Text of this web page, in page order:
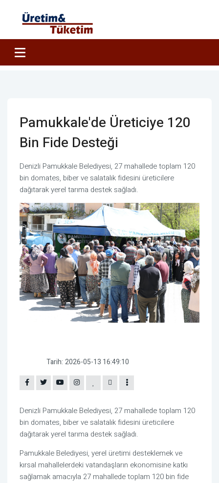
Pamukkale'de Üreticiye 120
Bin Fide Desteği
Denizli Pamukkale Belediyesi, 27 mahallede toplam 120
bin domates, biber ve salatalık fidesini üreticilere
dağıtarak yerel tarıma destek sağladı.
Tarih: 2026-05-13 16:49:10
Denizli Pamukkale Belediyesi, 27 mahallede toplam 120
bin domates, biber ve salatalık fidesini üreticilere
dağıtarak yerel tarıma destek sağladı.
Pamukkale Belediyesi, yerel üretimi desteklemek ve
kırsal mahallelerdeki vatandaşların ekonomisine katkı
sağlamak amacıyla 27 mahallede toplam 120 bin fide